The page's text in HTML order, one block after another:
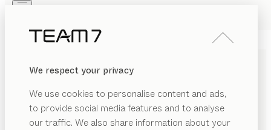
We respect your privacy
We use cookies to personalise content and ads,
to provide social media features and to analyse
our traffic. We also share information about your
PRODUKTE
INSPIRATION
HÄNDLER
sternCOUCHTISCH
von Jacob Strobel